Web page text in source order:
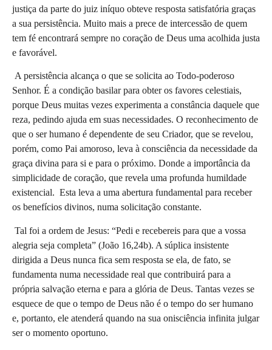
justiça da parte do juiz iníquo obteve resposta satisfatória graças
a sua persistência. Muito mais a prece de intercessão de quem
tem fé encontrará sempre no coração de Deus uma acolhida justa
e favorável.
Senhor. É a condição basilar para obter os favores celestiais,
porque Deus muitas vezes experimenta a constância daquele que
reza, pedindo ajuda em suas necessidades. O reconhecimento de
que o ser humano é dependente de seu Criador, que se revelou,
porém, como Pai amoroso, leva à consciência da necessidade da
graça divina para si e para o próximo. Donde a importância da
simplicidade de coração, que revela uma profunda humildade
existencial.  Esta leva a uma abertura fundamental para receber
os benefícios divinos, numa solicitação constante.
Tal foi a ordem de Jesus: “Pedi e recebereis para que a vossa
alegria seja completa” (João 16,24b). A súplica insistente
dirigida a Deus nunca fica sem resposta se ela, de fato, se
fundamenta numa necessidade real que contribuirá para a
própria salvação eterna e para a glória de Deus. Tantas vezes se
esquece de que o tempo de Deus não é o tempo do ser humano
e, portanto, ele atenderá quando na sua onisciência infinita julgar
ser o momento oportuno.